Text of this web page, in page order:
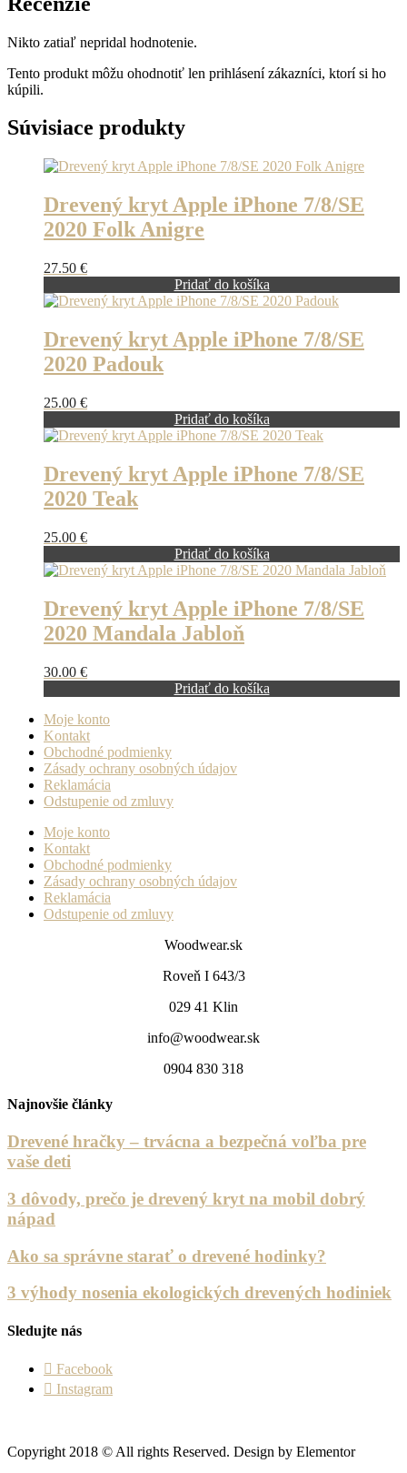
Nikto zatiaľ nepridal hodnotenie.
Tento produkt môžu ohodnotiť len prihlásení zákazníci, ktorí si ho
kúpili.
Súvisiace produkty
Drevený kryt Apple iPhone 7/8/SE
2020 Folk Anigre
27.50 €
Pridať do košíka
Drevený kryt Apple iPhone 7/8/SE
2020 Padouk
25.00 €
Pridať do košíka
Drevený kryt Apple iPhone 7/8/SE
2020 Teak
25.00 €
Pridať do košíka
Drevený kryt Apple iPhone 7/8/SE
2020 Mandala Jabloň
30.00 €
Pridať do košíka
Moje konto
Kontakt
Obchodné podmienky
Zásady ochrany osobných údajov
Reklamácia
Odstupenie od zmluvy
Moje konto
Kontakt
Obchodné podmienky
Zásady ochrany osobných údajov
Reklamácia
Odstupenie od zmluvy
Woodwear.sk
Roveň I 643/3
029 41 Klin
info@woodwear.sk
0904 830 318
Najnovšie články
Drevené hračky – trvácna a bezpečná voľba pre
vaše deti
3 dôvody, prečo je drevený kryt na mobil dobrý
nápad
Ako sa správne starať o drevené hodinky?
3 výhody nosenia ekologických drevených hodiniek
Sledujte nás
Facebook
Instagram
Copyright 2018 © All rights Reserved. Design by Elementor